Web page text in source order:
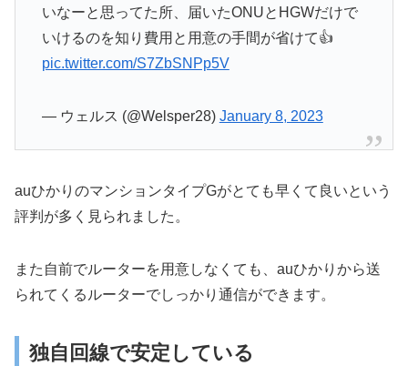
いなーと思ってた所、届いたONUとHGWだけで
いけるのを知り費用と用意の手間が省けて👍
pic.twitter.com/S7ZbSNPp5V
— ウェルス (@Welsper28) January 8, 2023
auひかりのマンションタイプGがとても早くて良いという
評判が多く見られました。
また自前でルーターを用意しなくても、auひかりから送
られてくるルーターでしっかり通信ができます。
独自回線で安定している